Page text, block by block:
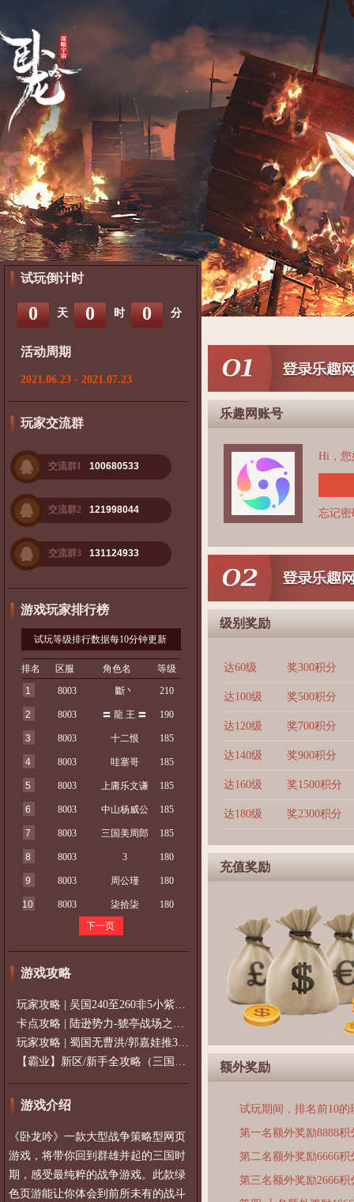
试玩倒计时
0 天 0 时 0 分
活动周期
2021.06.23 - 2021.07.23
玩家交流群
交流群1 100680533
交流群2 121998044
交流群3 131124933
游戏玩家排行榜
试玩等级排行数据每10分钟更新
排名 区服 角色名
等级
1
8003 斷丶 210
2 8003 〓 龍 王 〓 190
3 8003 十二恨 185
4 8003 哇塞哥 185
5 8003 上庸乐文谦 185
6 8003 中山杨威公 185
7 8003 三国美周郎 185
8 8003 3 180
9 8003 周公瑾 180
10 8003 柒拾柒
180
下一页
游戏攻略
玩家攻略 | 吴国240至260非5小紫过策免
卡点攻略 | 陆逊势力-猇亭战场之陆逊
玩家攻略 | 蜀国无曹洪/郭嘉娃推375级，
【霸业】新区/新手全攻略（三国通用）2
游戏介绍
《卧龙吟》一款大型战争策略型网页
游戏，将带你回到群雄并起的三国时
期，感受最纯粹的战争游戏。此款绿
色页游能让你体会到前所未有的战斗
乐趣网账号
Hi，您
忘记密
级别奖励
达60级 奖300积分
达100级 奖500积分
达120级 奖700积分
达140级 奖900积分
达160级 奖1500积分
达180级 奖2300积分
充值奖励
额外奖励
试玩期间，排名前10
第一名额外奖励8888积
第二名额外奖励6666积
第三名额外奖励2666积